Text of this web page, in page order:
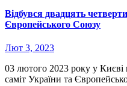
Відбувся двадцять
Європейського Союзу
Лют 3, 2023
03 лютого 2023 року у Києві відбувся двадцять четвертий
саміт України та